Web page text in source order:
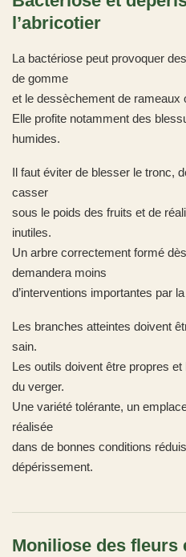
l’abricotier
La bactériose peut provoquer
de gomme
et le dessèchement de rameaux
Elle profite notamment des
humides.
Il faut éviter de blesser le tronc,
casser
sous le poids des fruits et de
inutiles.
Un arbre correctement formé
demandera moins
d’interventions importantes par
Les branches atteintes doivent
sain.
Les outils doivent être propres
du verger.
Une variété tolérante, un
réalisée
dans de bonnes conditions
dépérissement.
Moniliose des fleurs